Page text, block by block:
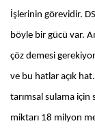
İşlerinin görevidir.
böyle bir gücü var.
çöz demesi
ve bu hatlar açık
tarımsal sulama için
miktarı 18 milyon